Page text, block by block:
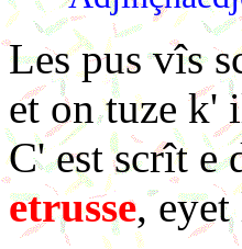
Les pus vîs
et on tuze k'
C' est scrît e
etrusse,